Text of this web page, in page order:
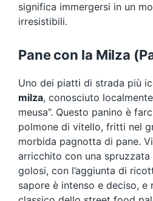
significa immergersi in un
irresistibili.
Pane con la Milza
Uno dei piatti di strada più
milza, conosciuto
meusa”. Questo panino è
polmone di vitello, fritti nel
morbida pagnotta di pane.
arricchito con una
golosi, con l’aggiunta di
sapore è intenso e deciso, e